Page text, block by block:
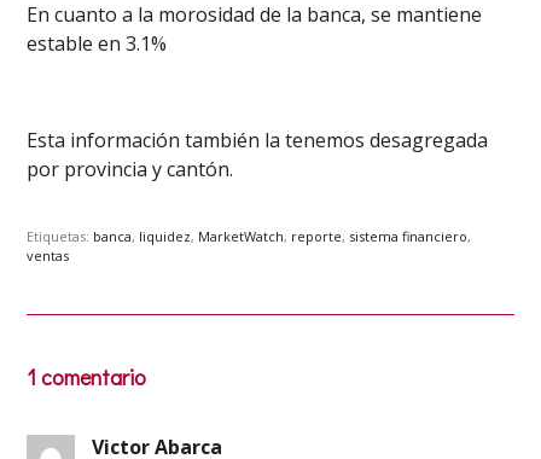
En cuanto a la morosidad de la banca, se mantiene
estable en 3.1%
Esta información también la tenemos desagregada
por provincia y cantón.
Etiquetas: banca, liquidez, MarketWatch, reporte, sistema financiero,
ventas
1 comentario
Victor Abarca